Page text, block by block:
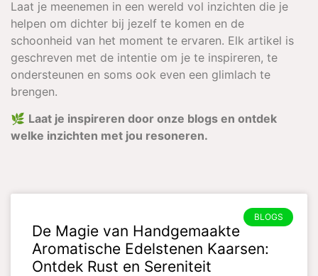
Laat je meenemen in een wereld vol inzichten die je
helpen om dichter bij jezelf te komen en de
schoonheid van het moment te ervaren. Elk artikel is
geschreven met de intentie om je te inspireren, te
ondersteunen en soms ook even een glimlach te
brengen.
🌿 Laat je inspireren door onze blogs en ontdek
welke inzichten met jou resoneren.
BLOGS
De Magie van Handgemaakte
Aromatische Edelstenen Kaarsen:
Ontdek Rust en Sereniteit